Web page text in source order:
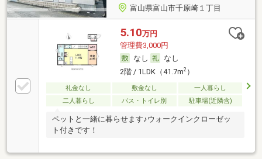
富山県富山市千原崎１丁目
5.10万円
管理費3,000円
なし
なし
2階 / 1LDK（41.7m2）
礼金なし 敷金なし
一人暮らし
二人暮らし
バス・トイレ別 駐車場(近隣含)
ペットと一緒に暮らせます♪ウォークインクローゼッ
ト付きです！